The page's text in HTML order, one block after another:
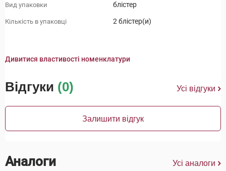
Вид упаковки блістер
Кількість в упаковці 2 блістер(и)
Дивитися властивості номенклатури
Відгуки (0) Усі відгуки
Залишити відгук
Аналоги Усі аналоги